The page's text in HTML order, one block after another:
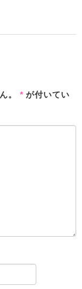
。 *が付いてい